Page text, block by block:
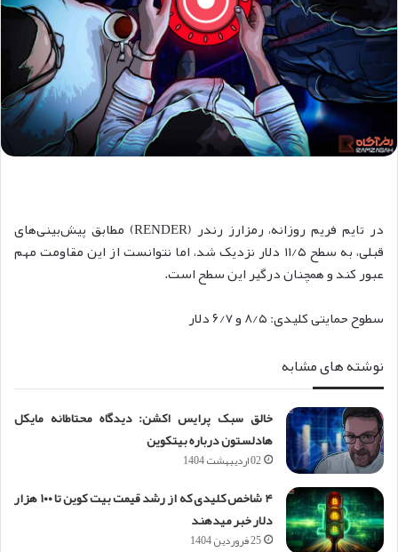
در تایم فریم روزانه، رمزارز رندر (RENDER) مطابق پیش‌بینی‌های
قبلی، به سطح ۱۱/۵ دلار نزدیک شد، اما نتوانست از این مقاومت مهم
عبور کند و همچنان درگیر این سطح است.
سطوح حمایتی کلیدی: ۸/۵ و ۶/۷ دلار
نوشته های مشابه
خالق سبک پرایس اکشن: دیدگاه محتاطانه مایکل
هادلستون درباره بیتکوین
02 اردیبهشت 1404
۴ شاخص کلیدی که از رشد قیمت بیت کوین تا ۱۰۰ هزار
دلار خبر می‎دهند
25 فروردین 1404